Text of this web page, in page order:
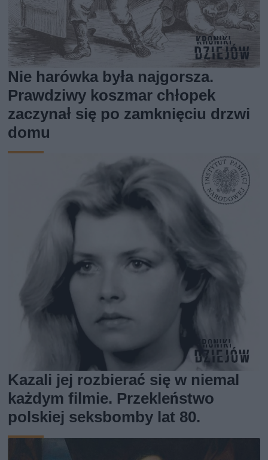
Nie harówka była najgorsza.
Prawdziwy koszmar chłopek
zaczynał się po zamknięciu drzwi
domu
Kazali jej rozbierać się w niemal
każdym filmie. Przekleństwo
polskiej seksbomby lat 80.